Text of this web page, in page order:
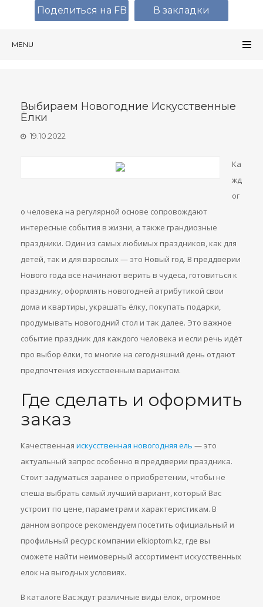
MENU
Выбираем Новогодние Искусственные
Ёлки
19.10.2022
Ка
жд
ог
о человека на регулярной основе сопровождают
интересные события в жизни, а также грандиозные
праздники. Один из самых любимых праздников, как для
детей, так и для взрослых — это Новый год. В преддверии
Нового года все начинают верить в чудеса, готовиться к
празднику, оформлять новогодней атрибутикой свои
дома и квартиры, украшать ёлку, покупать подарки,
продумывать новогодний стол и так далее. Это важное
событие праздник для каждого человека и если речь идёт
про выбор ёлки, то многие на сегодняшний день отдают
предпочтения искусственным вариантом.
Где сделать и оформить
заказ
Качественная искусственная новогодняя ель — это
актуальный запрос особенно в преддверии праздника.
Стоит задуматься заранее о приобретении, чтобы не
спеша выбрать самый лучший вариант, который Вас
устроит по цене, параметрам и характеристикам. В
данном вопросе рекомендуем посетить официальный и
профильный ресурс компании elkioptom.kz, где вы
сможете найти неимоверный ассортимент искусственных
елок на выгодных условиях.
В каталоге Вас ждут различные виды ёлок, огромное
Поделиться на FB В закладки